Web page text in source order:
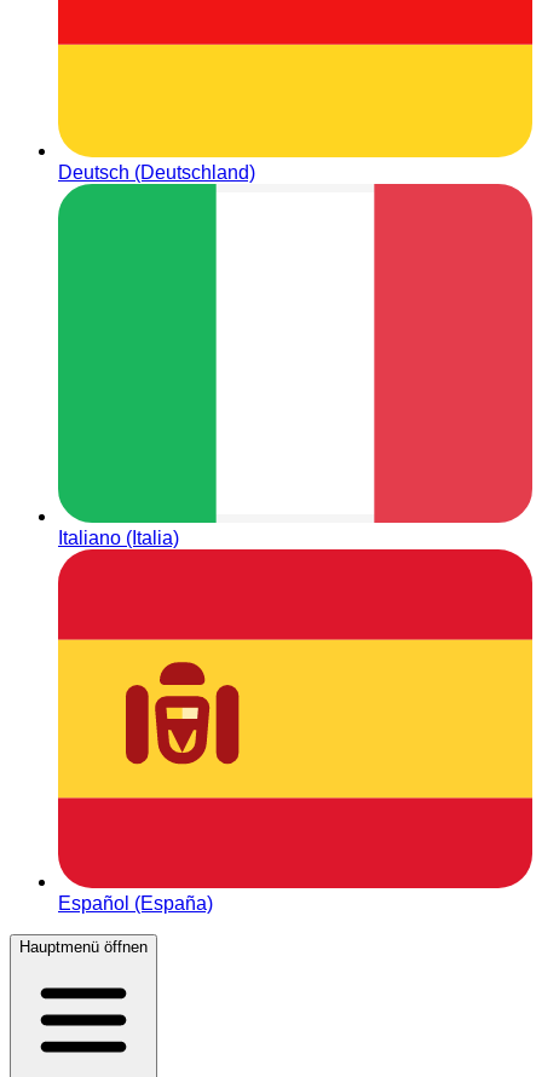
Deutsch (Deutschland)
Italiano (Italia)
Español (España)
Hauptmenü öffnen